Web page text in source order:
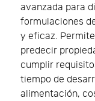
avanzada para
formulaciones
y eficaz.
predecir
cumplir
tiempo de
alimentación,